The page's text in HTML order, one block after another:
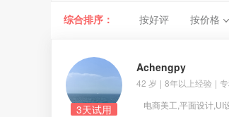
综合排序： 按好评 按价格
3天试用
Achengpy
42 岁 | 8年以上经验 |
电商美工,平面设计,UI